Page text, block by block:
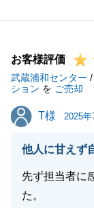
お客様評価
武蔵浦和センター
ション を ご売却
T様
T様 2025年
他人に甘えず
先ず担当者に
た。